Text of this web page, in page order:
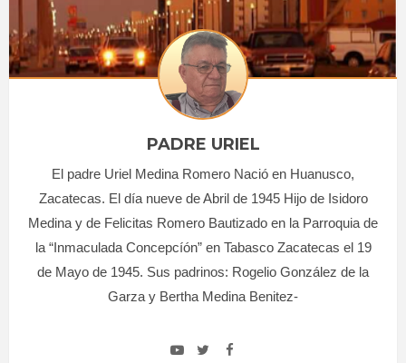
PADRE URIEL
El padre Uriel Medina Romero Nació en Huanusco,
Zacatecas. El día nueve de Abril de 1945 Hijo de Isidoro
Medina y de Felicitas Romero Bautizado en la Parroquia de
la “Inmaculada Concepcíón” en Tabasco Zacatecas el 19
de Mayo de 1945. Sus padrinos: Rogelio González de la
Garza y Bertha Medina Benitez-